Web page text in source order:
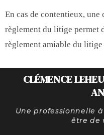
En cas de contentieux,
règlement du litige permet
règlement amiable du
CLÉMENCE
Une professionnelle
être de